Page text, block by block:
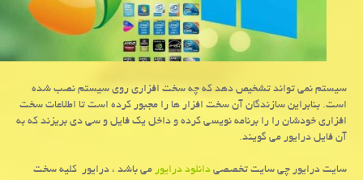
سیستم نمی تواند تشخیص دهد كه چه سخت افزاری روی سیستم نصب شده
است. بنابراین سازندگان آن سخت افزار ها را مجبور كرده است تا اطلاعات سخت
افزاری خودشان را را برنامه نویسی كرده و داخل یك فایل و سی دی بریزند كه به
آن فایل درایور می گویند.
سایت درایور چی سایت تخصصیدانلود درایورمی باشد ، درایور کلیه سخت